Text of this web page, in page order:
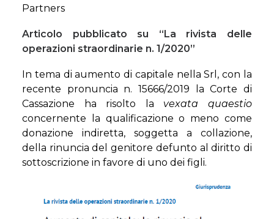
Partners
Articolo pubblicato su “La rivista delle
operazioni straordinarie n. 1/2020”
In tema di aumento di capitale nella Srl, con la
recente pronuncia n. 15666/2019 la Corte di
Cassazione ha risolto la vexata quaestio
concernente la qualificazione o meno come
donazione indiretta, soggetta a collazione,
della rinuncia del genitore defunto al diritto di
sottoscrizione in favore di uno dei figli.